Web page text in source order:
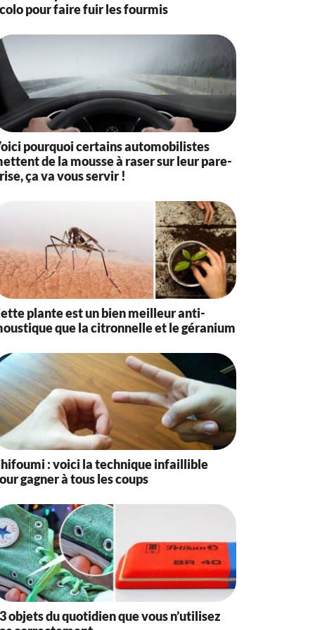
pour faire fuir les fourmis
pourquoi certains automobilistes
de la mousse à raser sur leur pare-
ça va vous servir !
plante est un bien meilleur anti-
que la citronnelle et le géranium
: voici la technique infaillible
gagner à tous les coups
objets du quotidien que vous n’utilisez